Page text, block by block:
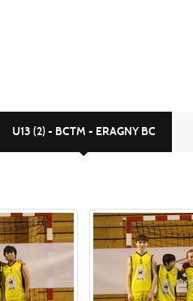
U13 (2) - BCTM - ERAGNY BC